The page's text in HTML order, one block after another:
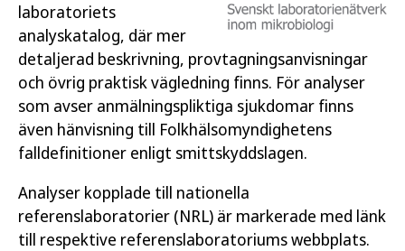
laboratoriets
analyskatalog, där mer
detaljerad beskrivning, provtagningsanvisningar
och övrig praktisk vägledning finns. För analyser
som avser anmälningspliktiga sjukdomar finns
även hänvisning till Folkhälsomyndighetens
falldefinitioner enligt smittskyddslagen.
Analyser kopplade till nationella
referenslaboratorier (NRL) är markerade med länk
till respektive referenslaboratoriums webbplats.